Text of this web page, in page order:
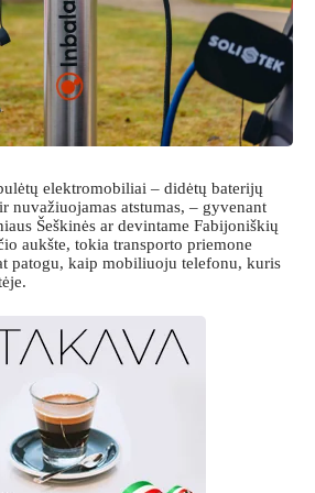
elektromobiliai – didėtų baterijų
nuvažiuojamas atstumas, – gyvenant
Šeškinės ar devintame Fabijoniškių
aukšte, tokia transporto priemone
patogu, kaip mobiliuoju telefonu, kuris